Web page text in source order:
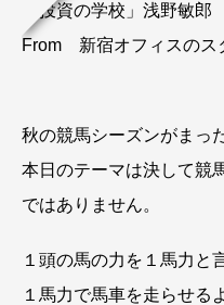
「投資の学校」浅野敏郎
From 新宿オフィスのス
秋の競馬シーズンがまっ
本日のテーマは決して競
ではありません。
１頭の馬の力を１馬力と
１馬力で馬車を走らせる